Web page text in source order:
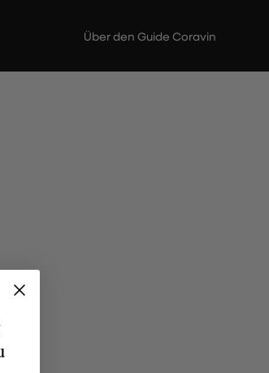
Über den Guide Coravin